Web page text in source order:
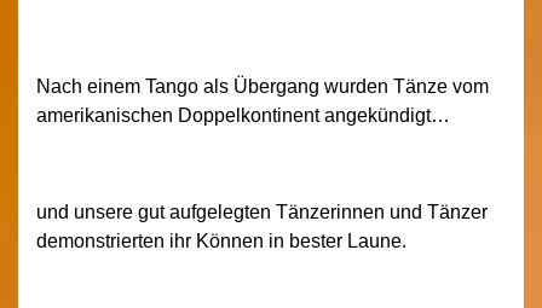
Nach einem Tango als Übergang wurden Tänze vom
amerikanischen Doppelkontinent angekündigt…
und unsere gut aufgelegten Tänzerinnen und Tänzer
demonstrierten ihr Können in bester Laune.